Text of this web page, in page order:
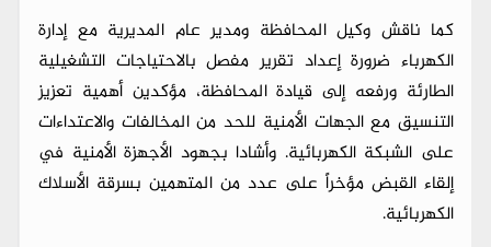
كما ناقش وكيل المحافظة ومدير عام المديرية مع إدارة
الكهرباء ضرورة إعداد تقرير مفصل بالاحتياجات التشغيلية
الطارئة ورفعه إلى قيادة المحافظة، مؤكدين أهمية تعزيز
التنسيق مع الجهات الأمنية للحد من المخالفات والاعتداءات
على الشبكة الكهربائية. وأشادا بجهود الأجهزة الأمنية في
إلقاء القبض مؤخراً على عدد من المتهمين بسرقة الأسلاك
الكهربائية.